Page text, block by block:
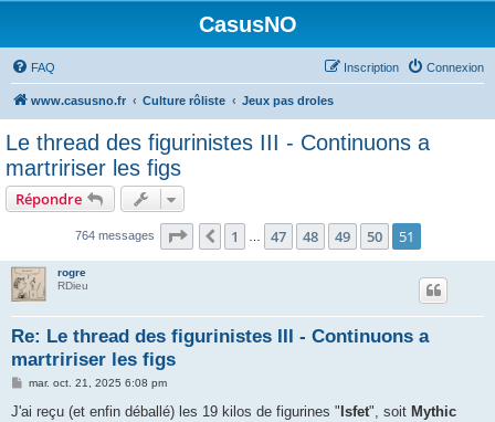
CasusNO
FAQ Connexion
Inscription
www.casusno.fr Culture rôliste Jeux pas droles
Le thread des figurinistes III - Continuons a
martririser les figs
Répondre
764 messages Page 51 sur 51
Précédent
1 47 48 49 50 51
rogre
RDieu
Re: Le thread des figurinistes III - Continuons a
martririser les figs
M
s
mar. oct. 21, 2025 6:08 pm
J'ai reçu (et enfin déballé) les 19 kilos de figurines " Isfet", soit Mythic